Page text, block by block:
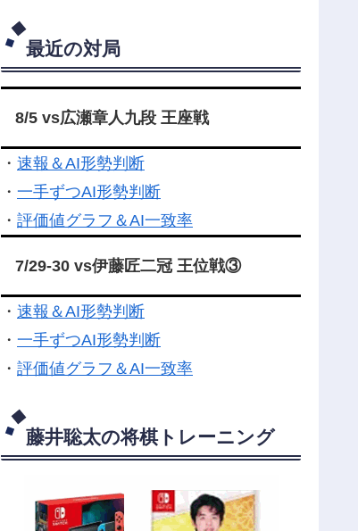
最近の対局
8/5 vs広瀬章人九段 王座戦
・ 速報＆AI形勢判断
・ 一手ずつAI形勢判断
・ 評価値グラフ＆AI一致率
7/29-30 vs伊藤匠二冠 王位戦③
・ 速報＆AI形勢判断
・ 一手ずつAI形勢判断
・ 評価値グラフ＆AI一致率
藤井聡太の将棋トレーニング